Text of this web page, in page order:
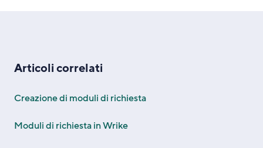
Articoli correlati
Creazione di moduli di richiesta
Moduli di richiesta in Wrike